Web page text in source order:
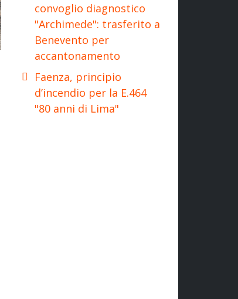
convoglio diagnostico
"Archimede": trasferito a
Benevento per
accantonamento
Faenza, principio
d’incendio per la E.464
"80 anni di Lima"